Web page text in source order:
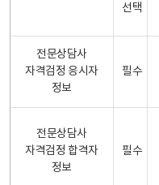
선택
전문상담사
자격검정 응시자
정보
필수
전문상담사
자격검정 합격자
정보
필수